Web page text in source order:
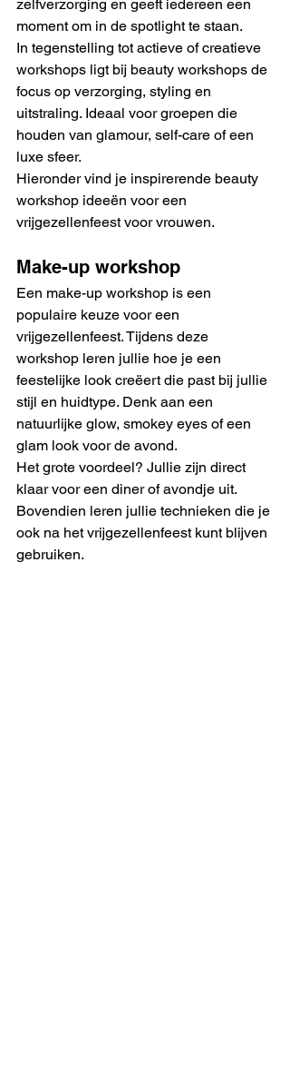
zelfverzorging en geeft iedereen een
moment om in de spotlight te staan.
In tegenstelling tot actieve of creatieve
workshops ligt bij beauty workshops de
focus op verzorging, styling en
uitstraling. Ideaal voor groepen die
houden van glamour, self-care of een
luxe sfeer.
Hieronder vind je inspirerende beauty
workshop ideeën voor een
vrijgezellenfeest voor vrouwen.
Make-up workshop
Een make-up workshop is een
populaire keuze voor een
vrijgezellenfeest. Tijdens deze
workshop leren jullie hoe je een
feestelijke look creëert die past bij jullie
stijl en huidtype. Denk aan een
natuurlijke glow, smokey eyes of een
glam look voor de avond.
Het grote voordeel? Jullie zijn direct
klaar voor een diner of avondje uit.
Bovendien leren jullie technieken die je
ook na het vrijgezellenfeest kunt blijven
gebruiken.